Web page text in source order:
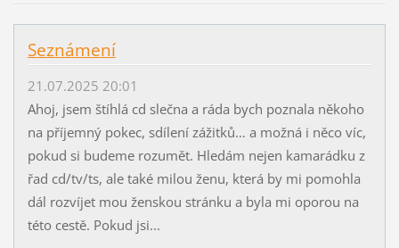
Seznámení
21.07.2025 20:01
Ahoj, jsem štíhlá cd slečna a ráda bych poznala někoho
na příjemný pokec, sdílení zážitků… a možná i něco víc,
pokud si budeme rozumět. Hledám nejen kamarádku z
řad cd/tv/ts, ale také milou ženu, která by mi pomohla
dál rozvíjet mou ženskou stránku a byla mi oporou na
této cestě. Pokud jsi...